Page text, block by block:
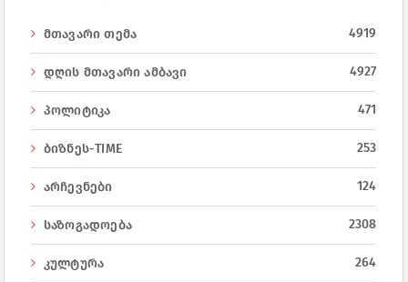
მთავარი თემა 4919
დღის მთავარი ამბავი 4927
პოლიტიკა 471
ბიზნეს-TIME 253
არჩევნები 124
საზოგადოება 2308
კულტურა 264